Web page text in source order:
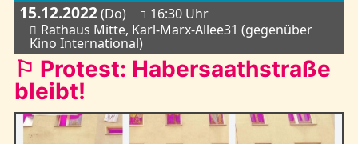
Blog
Media
Archiv
15.12.2022(Do)
16:30 Uhr
Rathaus Mitte, Karl-Marx-Allee31 (gegenüber
Kino International)
⚐ Protest: Habersaathstraße
bleibt!